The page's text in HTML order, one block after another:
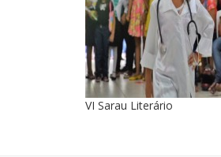
VI Sarau Literário